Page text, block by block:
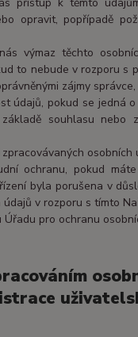
opravit, popřípadě
výmaz těchto
to nebude v rozporu s
zájmy správce,
údajů, pokud se jedná
souhlasu nebo
osobních
ochranu, pokud
byla porušena v
v rozporu s tímto
pro ochranu